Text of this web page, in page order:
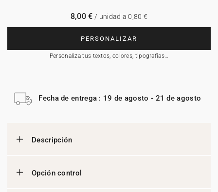
PERSONALIZAR
Personaliza tus textos, colores, tipografías…
8,00 € / unidad a 0,80 €
Fecha de entrega : 19 de agosto - 21 de agosto
Descripción
Opción control